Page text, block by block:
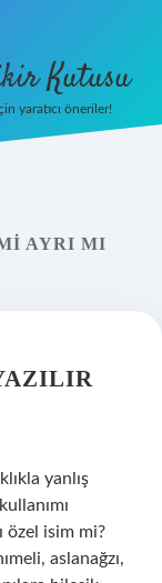
Kutusu
yaratıcı öneriler!
AYRI MI
yanlış
özel isim mi?
aslanağzı,